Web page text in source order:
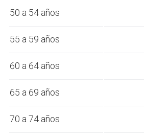
50 a 54 años
55 a 59 años
60 a 64 años
65 a 69 años
70 a 74 años